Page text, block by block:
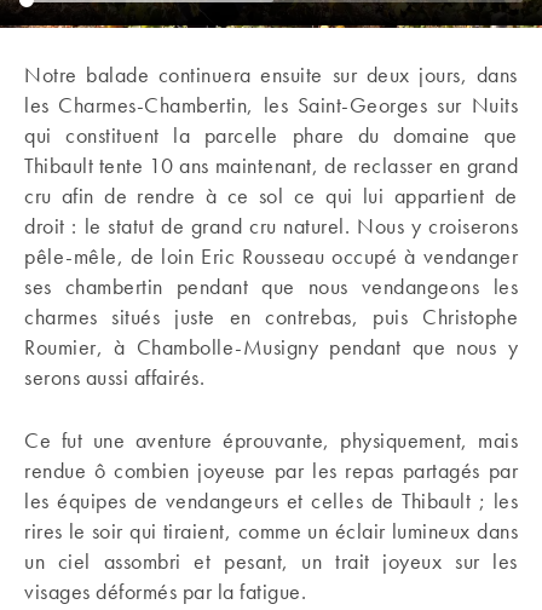
Notre balade continuera ensuite sur deux jours, dans
les Charmes-Chambertin, les Saint-Georges sur Nuits
qui constituent la parcelle phare du domaine que
Thibault tente 10 ans maintenant, de reclasser en grand
cru afin de rendre à ce sol ce qui lui appartient de
droit : le statut de grand cru naturel. Nous y croiserons
pêle-mêle, de loin Eric Rousseau occupé à vendanger
ses chambertin pendant que nous vendangeons les
charmes situés juste en contrebas, puis Christophe
Roumier, à Chambolle-Musigny pendant que nous y
serons aussi affairés.
Ce fut une aventure éprouvante, physiquement, mais
rendue ô combien joyeuse par les repas partagés par
les équipes de vendangeurs et celles de Thibault ; les
rires le soir qui tiraient, comme un éclair lumineux dans
un ciel assombri et pesant, un trait joyeux sur les
visages déformés par la fatigue.